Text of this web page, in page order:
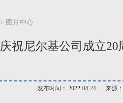
> 图片中心
庆祝尼尔基公司成立
发布时间： 2022-04-24 来源